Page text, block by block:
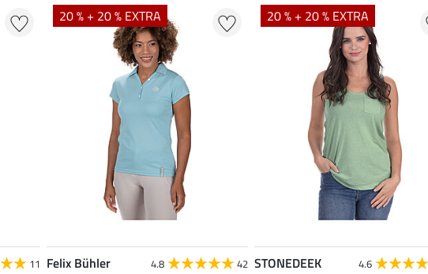
11
20 % + 20 % EXTRA
Felix Bühler 4.8 42
20 % + 20 % EXTRA
STONEDEEK 4.6